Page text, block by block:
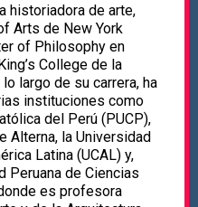
historiadora de arte,
Arts de New York
of Philosophy en
College de la
largo de su carrera, ha
instituciones como
del Perú (PUCP),
Alterna, la Universidad
Latina (UCAL) y,
Peruana de Ciencias
es profesora